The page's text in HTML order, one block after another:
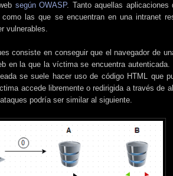
según OWASP. Tanto aquellas aplicaciones
las que se encuentran en una intranet
vulnerables.
consiste en conseguir que el navegador de
en la que la víctima se encuentra autenticada.
se suele hacer uso de código HTML que
accede libremente o redirigida a través de
podría ser similar al siguiente.